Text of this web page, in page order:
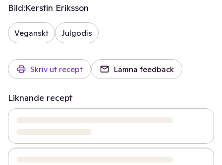
Bild:Kerstin Eriksson
Veganskt Julgodis
Skriv ut recept Lämna feedback
Liknande recept